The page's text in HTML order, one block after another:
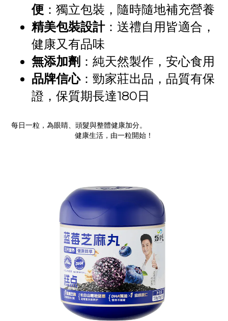
便 ：獨立包裝，隨時隨地補充營養
精美包裝設計：送禮自用皆適合，
健康又有品味
無添加劑 ：純天然製作，安心食用
品牌信心：勁家莊出品，品質有保
證，保質期長達180日
每日一粒，為眼睛、頭髮與整體健康加分。
健康生活，由一粒開始！